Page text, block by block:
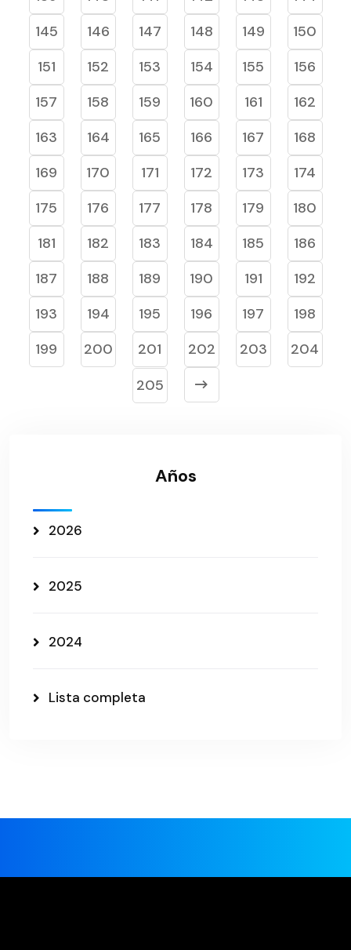
145
146 147 148 149
150
151
152 153 154 155
156
157
158 159 160 161
162
163
164 165 166 167
168
169
170 171 172 173
174
175
176 177 178 179
180
181
182 183 184 185
186
187
188 189 190 191
192
193
194 195 196 197
198
199
200 201 202 203
204
205
Años
2026
2025
2024
Lista completa